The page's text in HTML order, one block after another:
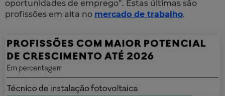
oportunidades de emprego”. Estas últimas são
profissões em alta no mercado de trabalho.